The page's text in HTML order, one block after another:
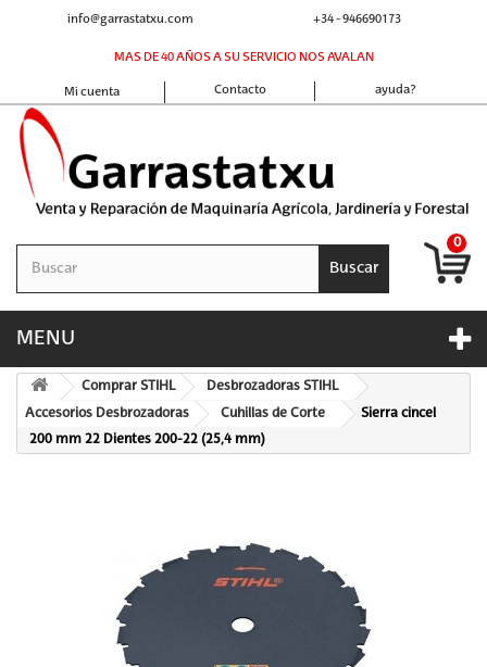
+34 - 946690173
info@garrastatxu.com
MAS DE 40 AÑOS A SU SERVICIO NOS AVALAN
ayuda?
Contacto
Mi cuenta
Buscar
0
MENU
Comprar STIHL Desbrozadoras STIHL
Accesorios Desbrozadoras Cuhillas de Corte
Sierra cincel
200 mm 22 Dientes 200-22 (25,4 mm)